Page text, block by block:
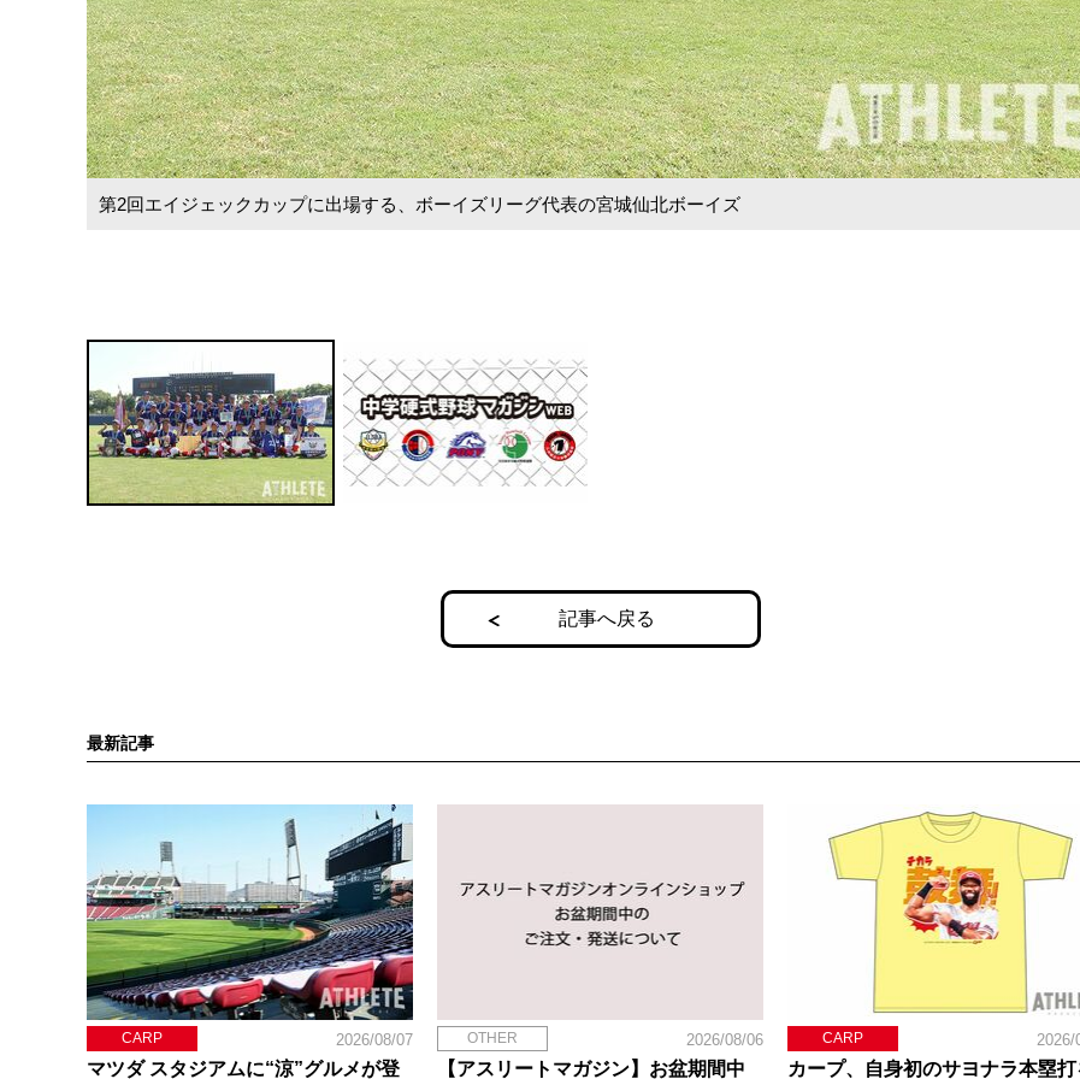
第2回エイジェックカップに出場する、ボーイズリーグ代表の宮城仙北ボーイズ
記事へ戻る
最新記事
CARP 2026/08/07
マツダ スタジアムに“涼”グルメが登
OTHER 2026/08/06
【アスリートマガジン】お盆期間中
CARP 2026/
カープ、自身初のサヨナラ本塁打